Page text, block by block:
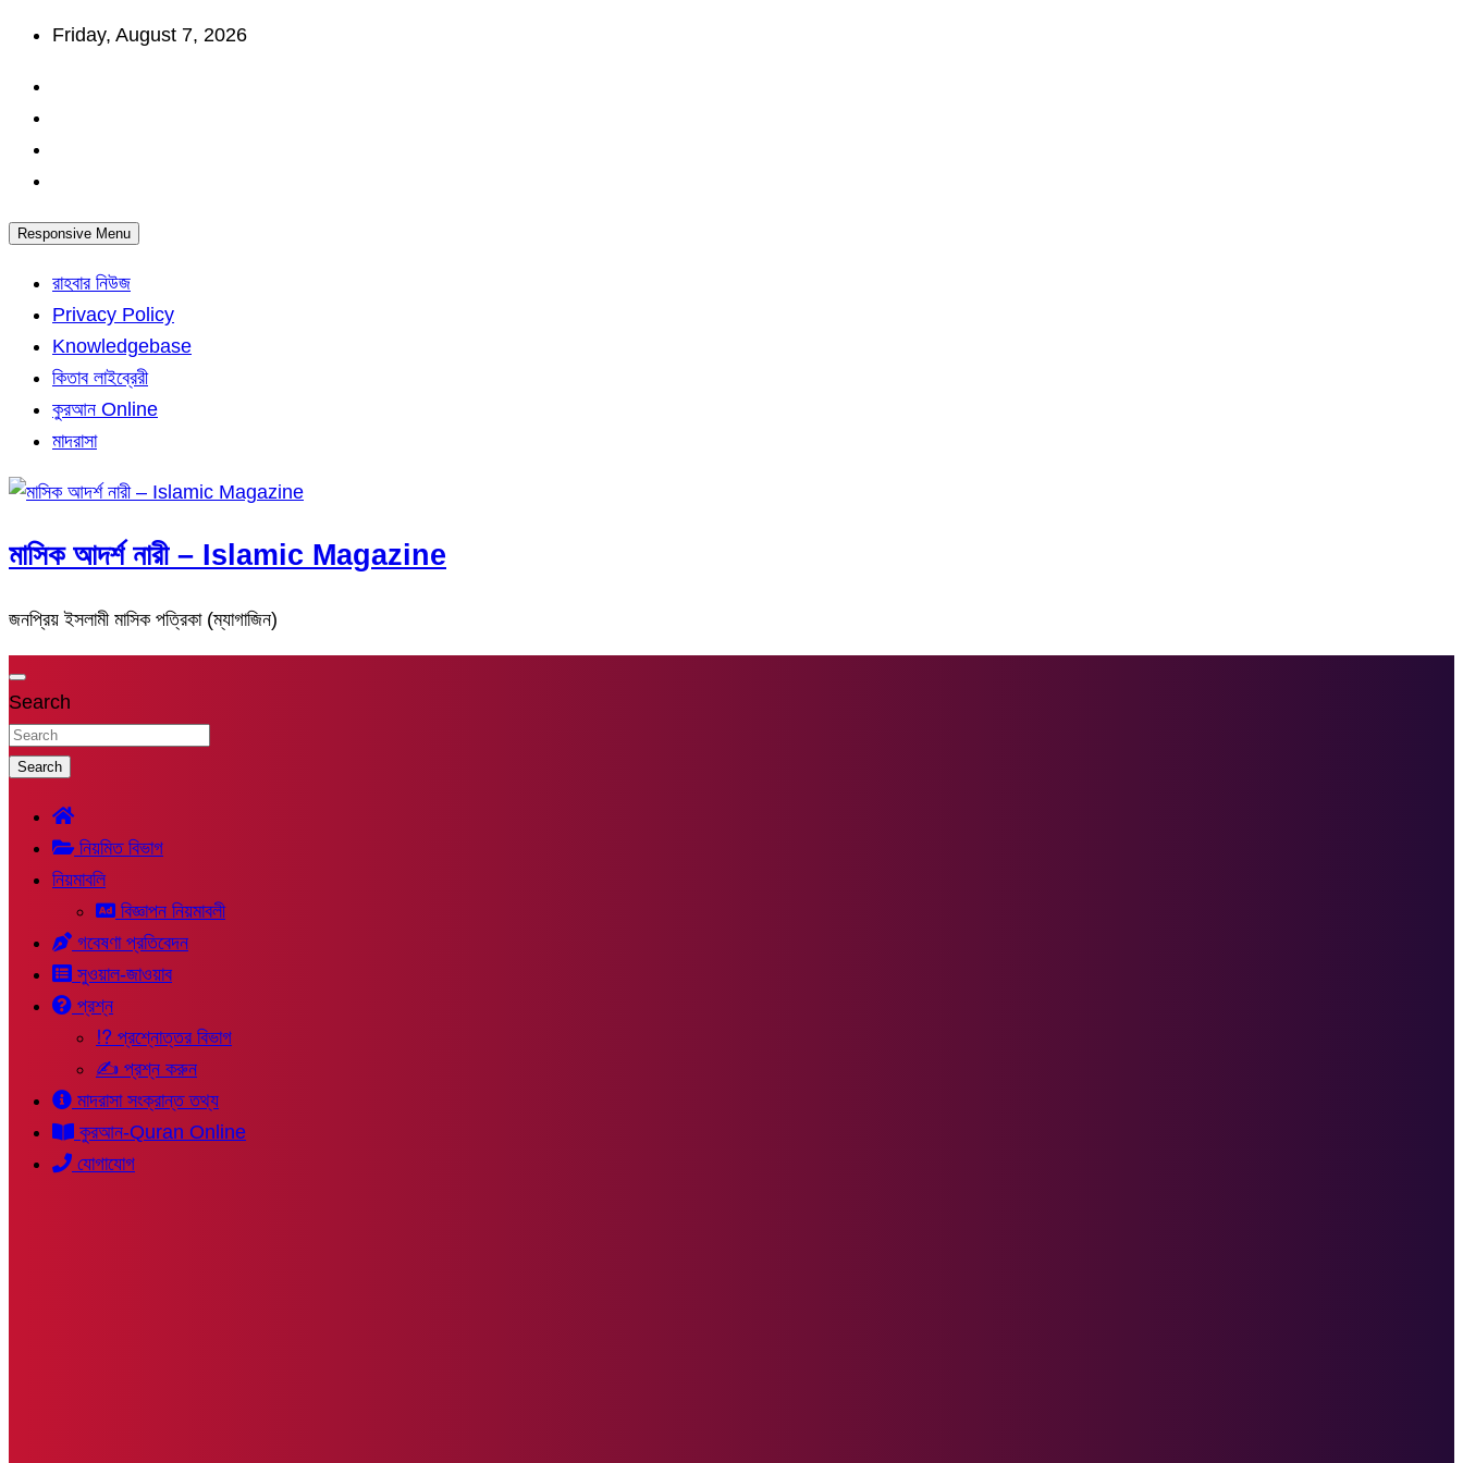
Skip
content
Friday, August 7, 2026
Responsive Menu
রাহবার নিউজ
Privacy Policy
Knowledgebase
কিতাব লাইব্রেরী
কুরআন Online
মাদরাসা
মাসিক আদর্শ নারী – Islamic Magazine
জনপ্রিয় ইসলামী মাসিক পত্রিকা (ম্যাগাজিন)
Search
Search
নিয়মিত বিভাগ
নিয়মাবলি
বিজ্ঞাপন নিয়মাবলী
গবেষণা প্রতিবেদন
সুওয়াল-জাওয়াব
প্রশ্ন
⁉ প্রশ্নোত্তর বিভাগ
✍ প্রশ্ন করুন
মাদরাসা সংক্রান্ত তথ্য
কুরআন-Quran Online
যোগাযোগ